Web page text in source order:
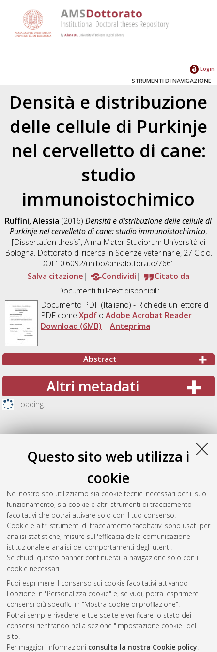
Questo sito web utilizza i
cookie
Nel nostro sito utilizziamo sia cookie tecnici necessari per il suo
funzionamento, sia cookie e altri strumenti di tracciamento
facoltativi che potrai attivare solo con il tuo consenso.
Cookie e altri strumenti di tracciamento facoltativi sono usati per
analisi statistiche, misure sull'efficacia della comunicazione
istituzionale e analisi dei comportamenti degli utenti.
Se chiudi questo banner continuerai la navigazione solo con i
cookie necessari.
Puoi esprimere il consenso sui cookie facoltativi attivando
l'opzione in "Personalizza cookie" e, se vuoi, potrai esprimere
consensi più specifici in "Mostra cookie di profilazione".
Potrai sempre rivedere le tue scelte e verificare lo stato dei
consensi rientrando nella sezione "Impostazione cookie" del
sito.
Per maggiori informazioni consulta la nostra Cookie policy.
Login
STRUMENTI DI NAVIGAZIONE
Densità e distribuzione
delle cellule di Purkinje
nel cervelletto di cane:
studio
immunoistochimico
Ruffini, Alessia (2016)Densità e distribuzione delle cellule di
Purkinje nel cervelletto di cane: studio immunoistochimico,
[Dissertation thesis], Alma Mater Studiorum Università di
Bologna. Dottorato di ricerca in Scienze veterinarie, 27 Ciclo.
DOI 10.6092/unibo/amsdottorato/7661.
Salva citazione
Condividi
Citato da
Documenti full-text disponibili:
Documento PDF(Italiano) - Richiede un lettore di
PDF come Xpdfo Adobe Acrobat Reader
Download (6MB) | Anteprima
Abstract
Altri metadati
Loading...
Gestione del documento:
Atom
Rss 1.0
Rss 2.0
ISSN: 2038-7946